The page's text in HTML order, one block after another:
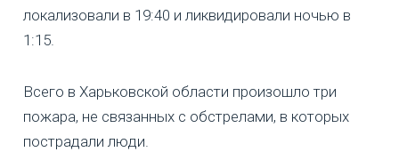
локализовали в 19:40 и ликвидировали ночью в
1:15.
Всего в Харьковской области произошло три
пожара, не связанных с обстрелами, в которых
пострадали люди.